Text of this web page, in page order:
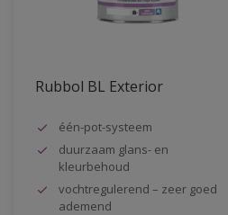
Rubbol BL Exterior
één-pot-systeem
duurzaam glans- en
kleurbehoud
vochtregulerend – zeer goed
ademend